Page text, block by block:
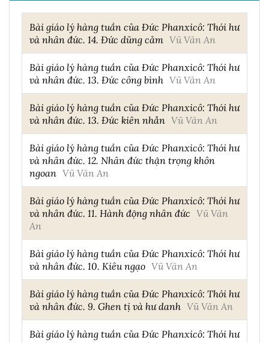
Bài giáo lý hàng tuần của Đức Phanxicô: Thói hư
và nhân đức. 14. Đức dũng cảm Vũ Văn An
Bài giáo lý hàng tuần của Đức Phanxicô: Thói hư
và nhân đức. 13. Đức công bình Vũ Văn An
Bài giáo lý hàng tuần của Đức Phanxicô: Thói hư
và nhân đức. 13. Đức kiên nhẫn Vũ Văn An
Bài giáo lý hàng tuần của Đức Phanxicô: Thói hư
và nhân đức. 12. Nhân đức thận trọng khôn
ngoan Vũ Văn An
Bài giáo lý hàng tuần của Đức Phanxicô: Thói hư
và nhân đức. 11. Hành động nhân đức Vũ Văn
An
Bài giáo lý hàng tuần của Đức Phanxicô: Thói hư
và nhân đức. 10. Kiêu ngạo Vũ Văn An
Bài giáo lý hàng tuần của Đức Phanxicô: Thói hư
và nhân đức. 9. Ghen tị và hư danh Vũ Văn An
Bài giáo lý hàng tuần của Đức Phanxicô: Thói hư